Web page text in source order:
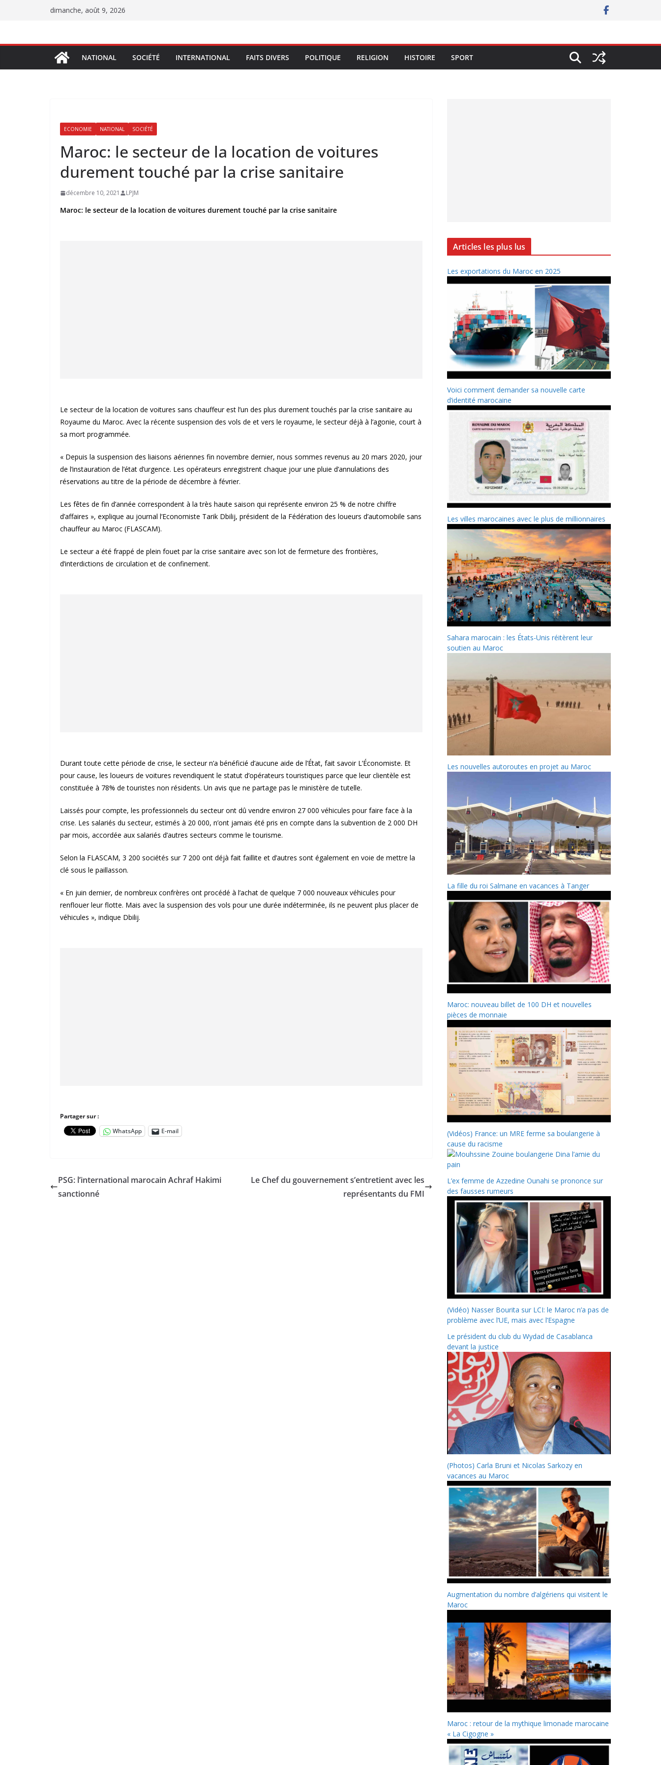
dimanche, août 9, 2026
NATIONAL SOCIÉTÉ INTERNATIONAL FAITS DIVERS POLITIQUE RELIGION HISTOIRE SPORT
ECONOMIE NATIONAL SOCIÉTÉ
Maroc: le secteur de la location de voitures
durement touché par la crise sanitaire
décembre 10, 2021 LPJM
Maroc: le secteur de la location de voitures durement touché par la crise sanitaire
Le secteur de la location de voitures sans chauffeur est l’un des plus durement touchés par la crise sanitaire au
Royaume du Maroc. Avec la récente suspension des vols de et vers le royaume, le secteur déjà à l’agonie, court à
sa mort programmée.
« Depuis la suspension des liaisons aériennes fin novembre dernier, nous sommes revenus au 20 mars 2020, jour
de l’instauration de l’état d’urgence. Les opérateurs enregistrent chaque jour une pluie d’annulations des
réservations au titre de la période de décembre à février.
Les fêtes de fin d’année correspondent à la très haute saison qui représente environ 25 % de notre chiffre
d’affaires », explique au journal l’Economiste Tarik Dbilij, président de la Fédération des loueurs d’automobile sans
chauffeur au Maroc (FLASCAM).
Le secteur a été frappé de plein fouet par la crise sanitaire avec son lot de fermeture des frontières,
d’interdictions de circulation et de confinement.
Durant toute cette période de crise, le secteur n’a bénéficié d’aucune aide de l’État, fait savoir L’Économiste. Et
pour cause, les loueurs de voitures revendiquent le statut d’opérateurs touristiques parce que leur clientèle est
constituée à 78% de touristes non résidents. Un avis que ne partage pas le ministère de tutelle.
Laissés pour compte, les professionnels du secteur ont dû vendre environ 27 000 véhicules pour faire face à la
crise. Les salariés du secteur, estimés à 20 000, n’ont jamais été pris en compte dans la subvention de 2 000 DH
par mois, accordée aux salariés d’autres secteurs comme le tourisme.
Selon la FLASCAM, 3 200 sociétés sur 7 200 ont déjà fait faillite et d’autres sont également en voie de mettre la
clé sous le paillasson.
« En juin dernier, de nombreux confrères ont procédé à l’achat de quelque 7 000 nouveaux véhicules pour
renflouer leur flotte. Mais avec la suspension des vols pour une durée indéterminée, ils ne peuvent plus placer de
véhicules », indique Dbilij.
Partager sur :
WhatsApp
E-mail
PSG: l’international marocain Achraf Hakimi
sanctionné
Le Chef du gouvernement s’entretient avec les
représentants du FMI
Articles les plus lus
Les exportations du Maroc en 2025
Voici comment demander sa nouvelle carte
d’identité marocaine
Les villes marocaines avec le plus de millionnaires
Sahara marocain : les États-Unis réitèrent leur
soutien au Maroc
Les nouvelles autoroutes en projet au Maroc
La fille du roi Salmane en vacances à Tanger
Maroc: nouveau billet de 100 DH et nouvelles
pièces de monnaie
(Vidéos) France: un MRE ferme sa boulangerie à
cause du racisme
L’ex femme de Azzedine Ounahi se prononce sur
des fausses rumeurs
(Vidéo) Nasser Bourita sur LCI: le Maroc n’a pas de
problème avec l’UE, mais avec l’Espagne
Le président du club du Wydad de Casablanca
devant la justice
(Photos) Carla Bruni et Nicolas Sarkozy en
vacances au Maroc
Augmentation du nombre d’algériens qui visitent le
Maroc
Maroc : retour de la mythique limonade marocaine
« La Cigogne »